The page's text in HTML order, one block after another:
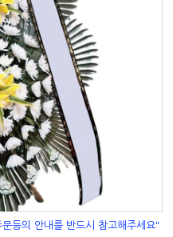
등의 안내를 반드시 참고해주세요"